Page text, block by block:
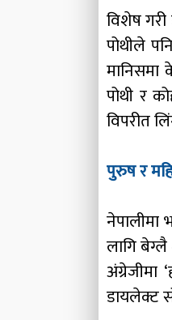
विशेष
पोथीले
मानिसमा
पोथी र
विपरीत
पुरुष र
नेपालीमा
लागि
अंग्रेजीमा
डायलेक्ट